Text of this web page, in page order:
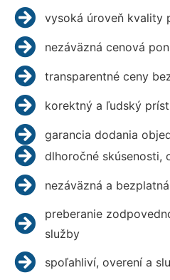
vysoká úroveň kvality
nezáväzná cenová
transparentné ceny
korektný a ľudský
garancia dodania
dlhoročné skúsenosti,
nezáväzná a
preberanie
služby
spoľahliví, overení a